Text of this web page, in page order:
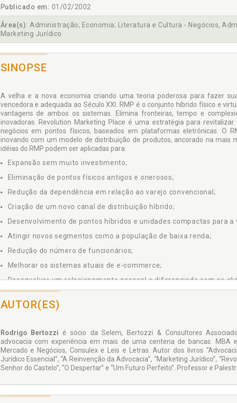
Publicado em: 01/02/2002
Área(s): Administração; Economia; Literatura e Cultura - Negócios,
Marketing Jurídico
SINOPSE
A velha e a nova economia criando uma teoria poderosa para fazer
vencedora e adequada ao Século XXI. RMP é o conjunto híbrido físico e
vantagens de ambos os sistemas. Elimina fronteiras, tempo e
inovadoras. Revolution Marketing Place é uma estratégia para
negócios em pontos físicos, baseados em plataformas eletrônicas. O
inovando com um modelo de distribuição de produtos, ancorado na mais
idéias do RMP podem ser aplicadas para:
Expansão sem muito investimento;
Eliminação de pontos físicos antigos e onerosos;
Redução da dependência em relação ao varejo convencional;
Criação de um novo canal de distribuição híbrido;
Desenvolvimento de pontos híbridos e unidades compactas para a
Atingir novos segmentos como a população de baixa renda;
Redução do número de funcionários;
Melhorar os sistemas atuais de e-commerce;
Desenvolver um relacionamento pessoal e diferenciado com os
a idéia do RMP – Revolution Marketing Place, ou seja, o
desenvolvimento sustentado das empresas modernas
comércio eletrônico e o varejo convencional. Aplicável para
pronta. A revolução de modelos econômicos, em síntese, é o
empresa.
AUTOR(ES)
Rodrigo Bertozzi é sócio da Selem, Bertozzi & Consultores
advocacia com experiência em mais de uma centena de bancas. MBA
Mercado e Negócios, Consulex e Leis e Letras. Autor dos livros
Jurídico Essencial”, “A Reinvenção da Advocacia”, “Marketing Jurídico”,
Senhor do Castelo”, “O Despertar” e “Um Futuro Perfeito”. Professor e